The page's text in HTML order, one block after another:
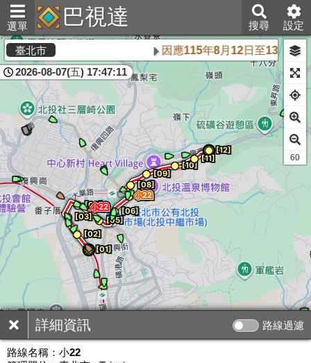
選單 巴視達 搜尋 設定
詳細資訊 路線過濾
路線名稱： 小22
臺北市 因應115年8月12日至13日憲兵
2026-08-07(五) 17:47:11
61